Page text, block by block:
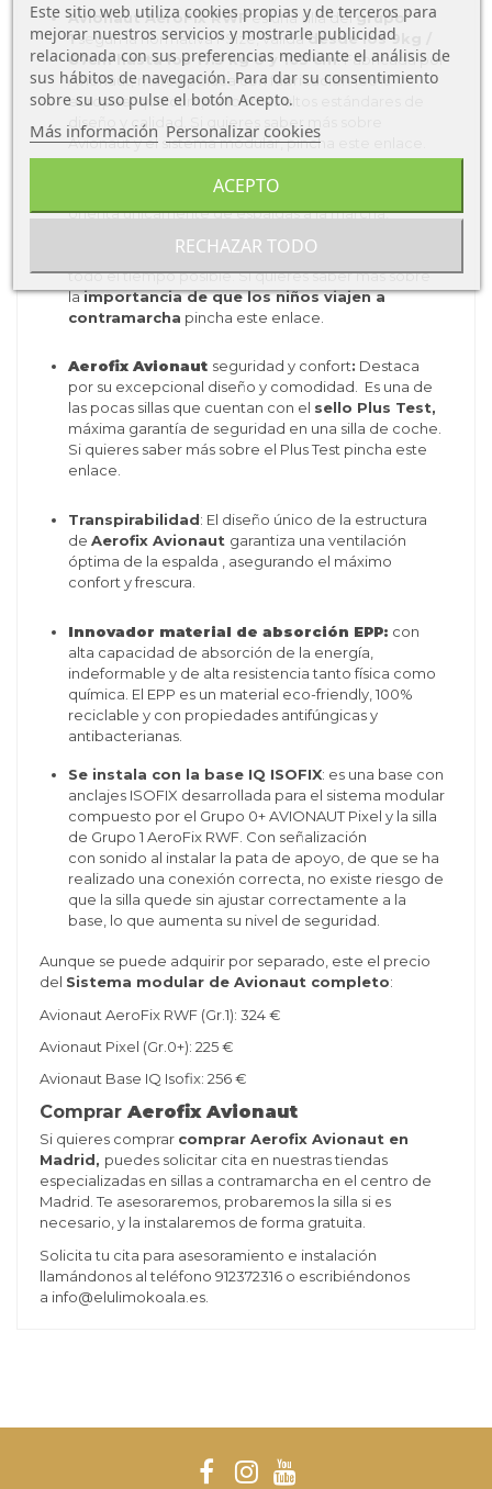
Avionaut AeroFix RWFes una silla delgrupo
1según la normativa i-Size, válidadesde los 9kg /
67cm hasta los 17.5 kg ó y 105 cm. Fabricada por
Avionaut, marca polaca con fabricación 100%
europea, que cumple los más altos estándares de
diseño y calidad. Si quieres saber más sobre
Avionaut y el sistema modular,pincha este enlace
Siempre a contramarcha :Aerofix Avionaut
orienta únicamente de espaldas a la marcha,
recomendamos hasta el menos los 4 años, y durante
todo el tiempo posible. Si quieres saber más sobre
laimportancia de que los niños viajen a
contramarcha pincha este enlace
Aerofix Avionaut seguridad y confort: Destaca
por su excepcional diseño y comodidad. Es una de
las pocas sillas que cuentan con el sello Plus Test,
máxima garantía de seguridad en una silla de coche.
Si quieres saber más sobre el Plus Test pincha este
enlace.
Transpirabilidad: El diseño único de la estructura
de Aerofix Avionaut garantiza una ventilación
óptima de la espalda , asegurando el máximo
confort y frescura.
Innovador material de absorción EPP: con
alta capacidad de absorción de la energía,
indeformable y de alta resistencia tanto física como
química. El EPP es un material eco-friendly, 100%
reciclable y con propiedades antifúngicas y
antibacterianas.
Se instala con la base IQ ISOFIX: es una base con
anclajes ISOFIX desarrollada para el sistema modular
compuesto por el Grupo 0+ AVIONAUT Pixel y la silla
de Grupo 1 AeroFix RWF. Con señalización
con sonido al instalar la pata de apoyo, de que se ha
realizado una conexión correcta, no existe riesgo de
que la silla quede sin ajustar correctamente a la
base, lo que aumenta su nivel de seguridad.
Aunque se puede adquirir por separado, este el precio
del Sistema modular de Avionaut completo:
Avionaut AeroFix RWF (Gr.1): 324 €
Avionaut Pixel (Gr.0+): 225 €
AvionautBase IQ Isofix: 256 €
Comprar Aerofix Avionaut
Si quieres comprar comprar Aerofix Avionaut en
Madrid, puedes solicitar cita en nuestras tiendas
especializadas en sillas a contramarcha en el centro de
Madrid. Te asesoraremos, probaremos la silla si es
necesario, y la instalaremos de forma gratuita.
Solicita tu cita para asesoramiento e instalación
llamándonos al teléfono 912372316 o escribiéndonos
a info@elulimokoala.es.
Este sitio web utiliza cookies propias y de terceros para
mejorar nuestros servicios y mostrarle publicidad
relacionada con sus preferencias mediante el análisis de
sus hábitos de navegación. Para dar su consentimiento
sobre su uso pulse el botón Acepto.
Más información Personalizar cookies
RECHAZAR TODO
ACEPTO